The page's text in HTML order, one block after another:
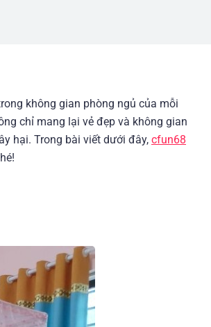
không gian phòng ngủ của mỗi
chỉ mang lại vẻ đẹp và không gian
hại. Trong bài viết dưới đây, cfun68